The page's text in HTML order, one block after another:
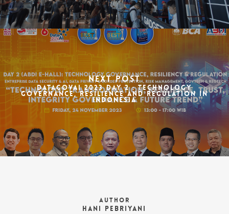
Next Post
DataGovAI 2023 Day 2 : Technology
Governance, Resilience and Regulation in
Indonesia
Author
Hani Pebriyani